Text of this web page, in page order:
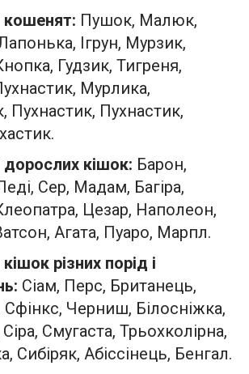
кошенят: Пушок, Малюк,
Ігрун, Мурзик,
Гудзик, Тигреня,
Мурлика,
Пухнастик, Пухнастик,
дорослих кішок: Барон,
Сер, Мадам, Багіра,
Цезар, Наполеон,
Агата, Пуаро, Марпл.
різних порід і
Сіам, Перс, Британець,
Черниш, Білосніжка,
Смугаста, Трьохколірна,
Сибіряк, Абіссінець, Бенгал.